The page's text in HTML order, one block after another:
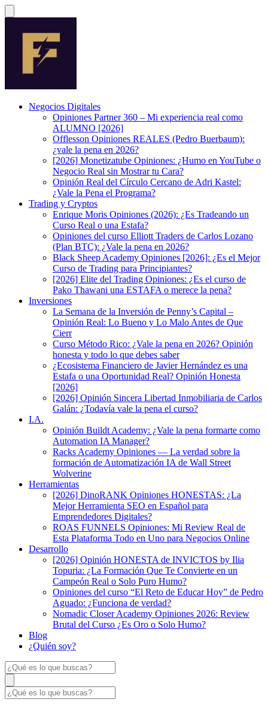
Negocios Digitales
Opiniones Partner 360 – Mi experiencia real como
ALUMNO [2026]
Offlesson Opiniones REALES (Pedro Buerbaum):
¿vale la pena en 2026?
[2026] Monetizatube Opiniones: ¿Humo en YouTube o
Negocio Real sin Mostrar tu Cara?
Opinión Real del Círculo Cercano de Adri Kastel:
¿Vale la Pena el Programa?
Trading y Cryptos
Enrique Moris Opiniones (2026): ¿Es Tradeando un
Curso Real o una Estafa?
Opiniones del curso Elliott Traders de Carlos Lozano
(Plan BTC): ¿Vale la pena en 2026?
Black Sheep Academy Opiniones [2026]: ¿Es el Mejor
Curso de Trading para Principiantes?
[2026] Elite del Trading Opiniones: ¿Es el curso de
Pako Thawani una ESTAFA o merece la pena?
Inversiones
La Semana de la Inversión de Penny’s Capital –
Opinión Real: Lo Bueno y Lo Malo Antes de Que
Cierr
Curso Método Rico: ¿Vale la pena en 2026? Opinión
honesta y todo lo que debes saber
¿Ecosistema Financiero de Javier Hernández es una
Estafa o una Oportunidad Real? Opinión Honesta
[2026]
[2026] Opinión Sincera Libertad Inmobiliaria de Carlos
Galán: ¿Todavía vale la pena el curso?
I.A.
Opinión Buildt Academy: ¿Vale la pena formarte como
Automation IA Manager?
Racks Academy Opiniones — La verdad sobre la
formación de Automatización IA de Wall Street
Wolverine
Herramientas
[2026] DinoRANK Opiniones HONESTAS: ¿La
Mejor Herramienta SEO en Español para
Emprendedores Digitales?
ROAS FUNNELS Opiniones: Mi Review Real de
Esta Plataforma Todo en Uno para Negocios Online
Desarrollo
[2026] Opinión HONESTA de INVICTOS by Ilia
Topuria: ¿La Formación Que Te Convierte en un
Campeón Real o Solo Puro Humo?
Opiniones del curso “El Reto de Educar Hoy” de Pedro
Aguado: ¿Funciona de verdad?
Nomadic Closer Academy Opiniones 2026: Review
Brutal del Curso ¿Es Oro o Solo Humo?
Blog
¿Quién soy?